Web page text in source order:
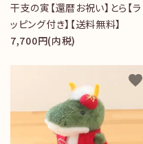
干支の寅【還暦お祝い】とら【ラ
ッピング付き】【送料無料】
7,700円(内税)
favorite